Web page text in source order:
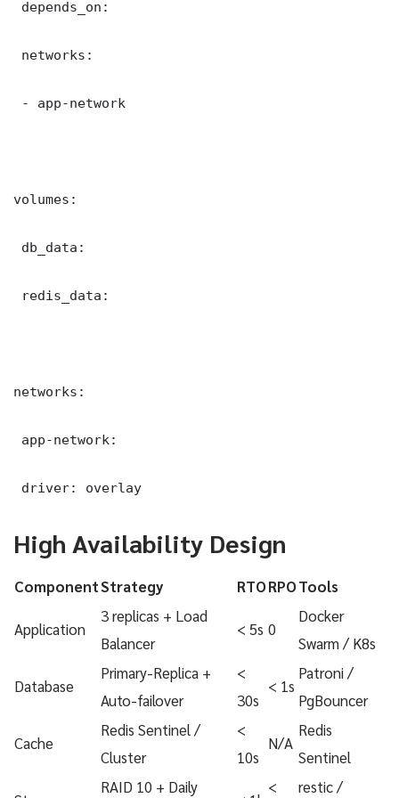
depends_on:
networks:
- app-network
volumes:
db_data:
redis_data:
networks:
app-network:
driver: overlay
High Availability Design
ComponentStrategy RTORPOTools
Application
3 replicas + Load
Balancer
< 5s 0
Docker
Swarm / K8s
Database
Primary-Replica +
Auto-failover
<
30s
< 1s
Patroni /
PgBouncer
Cache
Redis Sentinel /
Cluster
<
10s
N/A
Redis
Sentinel
RAID 10 + Daily < restic /